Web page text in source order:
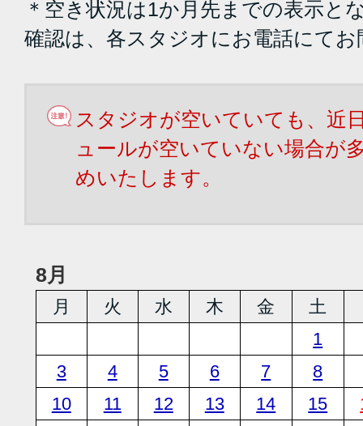
＊空き状況は1か月先までの表示と
確認は、各スタジオにお電話にて
スタジオが空いていても、近
ュールが空いていない場合が
めいたします。
8月
月 火 水 木 金 土
1
3
4 5 6 7
8
10
11 12 13 14 15